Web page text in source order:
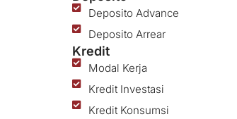
Deposito Advance
Deposito Arrear
Kredit
Modal Kerja
Kredit Investasi
Kredit Konsumsi